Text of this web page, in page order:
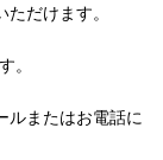
だけます。
。
またはお電話に